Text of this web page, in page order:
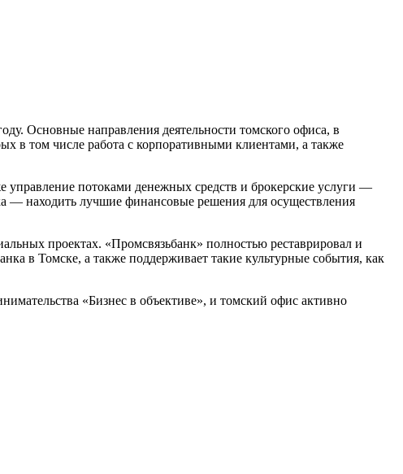
Основные направления деятельности томского офиса, в
в том числе работа с корпоративными клиентами, а также
управление потоками денежных средств и брокерские услуги —
— находить лучшие финансовые решения для осуществления
проектах. «Промсвязьбанк» полностью реставрировал и
в Томске, а также поддерживает такие культурные события, как
«Бизнес в объективе», и томский офис активно